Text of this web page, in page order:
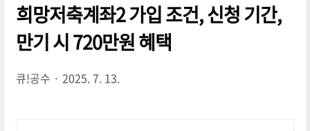
희망저축계좌2 가입 조건, 신청 기간,
만기 시 720만원 혜택
큐!공수 2025. 7. 13.